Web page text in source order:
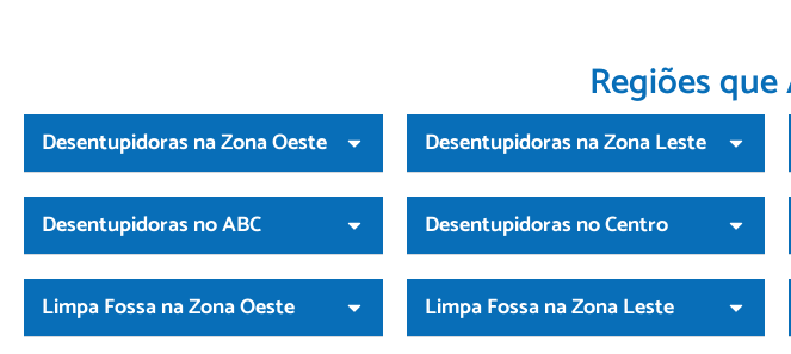
Regiões
Desentupidoras na Zona Oeste Desentupidoras na Zona Leste
Desentupidoras no ABC Desentupidoras no Centro
Limpa Fossa na Zona Oeste Limpa Fossa na Zona Leste